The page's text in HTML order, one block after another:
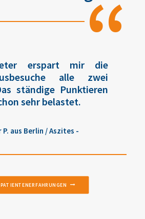
“
erspart mir die
alle zwei
ständige Punktieren
sehr belastet.
P. aus Berlin / Aszites -